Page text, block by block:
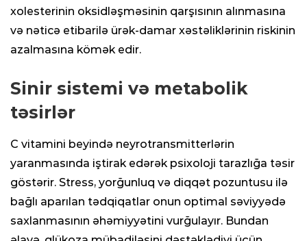
xolesterinin oksidləşməsinin qarşısının alınmasına
və nəticə etibarilə ürək-damar xəstəliklərinin riskinin
azalmasına kömək edir.
Sinir sistemi və metabolik
təsirlər
C vitamini beyində neyrotransmitterlərin
yaranmasında iştirak edərək psixoloji tarazlığa təsir
göstərir. Stress, yorğunluq və diqqət pozuntusu ilə
bağlı aparılan tədqiqatlar onun optimal səviyyədə
saxlanmasının əhəmiyyətini vurğulayır. Bundan